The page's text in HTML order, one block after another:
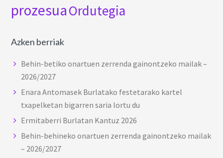
prozesuaOrdutegia
Azken berriak
Behin-betiko onartuen zerrenda gainontzeko mailak –
2026/2027
Enara Antomasek Burlatako festetarako kartel
txapelketan bigarren saria lortu du
Ermitaberri Burlatan Kantuz 2026
Behin-behineko onartuen zerrenda gainontzeko mailak
– 2026/2027